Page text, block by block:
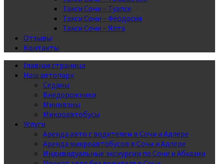
Такси Сочи – Туапсе
Такси Сочи – Феодосия
Такси Сочи – Ялта
Отзывы
Контакты
Главная страница
Наш автопарк
Седаны
Внедорожники
Минивэны
Микроавтобусы
Услуги
Аренда авто с водителем в Сочи и Адлере
Аренда микроавтобусов в Сочи и Адлере
Индивидуальные экскурсии по Сочи и Абхазии